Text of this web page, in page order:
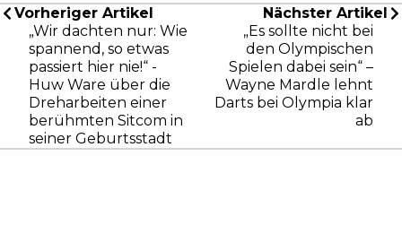
Vorheriger Artikel
„Wir dachten nur: Wie
spannend, so etwas
passiert hier nie!“ -
Huw Ware über die
Dreharbeiten einer
berühmten Sitcom in
seiner Geburtsstadt
Nächster Artikel
„Es sollte nicht bei
den Olympischen
Spielen dabei sein“ –
Wayne Mardle lehnt
Darts bei Olympia klar
ab